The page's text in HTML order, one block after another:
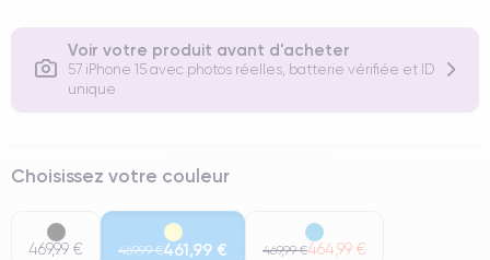
Voir votre produit avant d'acheter
57 iPhone 15 avec photos réelles, batterie vérifiée et ID
unique
Choisissez votre couleur
469,99 € 469,99 €461,99 € 469,99 €464,99 €